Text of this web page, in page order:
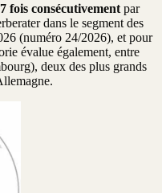
fois consécutivement par
dans le segment des
(numéro 24/2026), et pour
évalue également, entre
deux des plus grands